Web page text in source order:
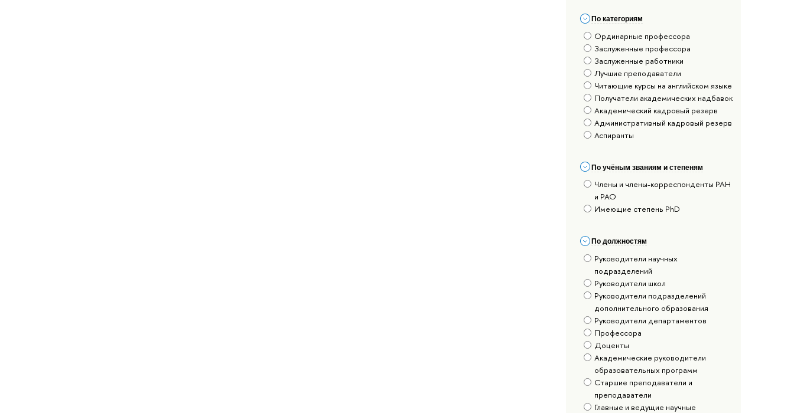
По категориям
Ординарные профессора
Заслуженные профессора
Заслуженные работники
Лучшие преподаватели
Читающие курсы на английском языке
Получатели академических надбавок
Академический кадровый резерв
Административный кадровый резерв
Аспиранты
По учёным званиям и степеням
Члены и члены-корреспонденты РАН
и РАО
Имеющие степень PhD
По должностям
Руководители научных
подразделений
Руководители школ
Руководители подразделений
дополнительного образования
Руководители департаментов
Профессора
Доценты
Академические руководители
образовательных программ
Старшие преподаватели и
преподаватели
Главные и ведущие научные